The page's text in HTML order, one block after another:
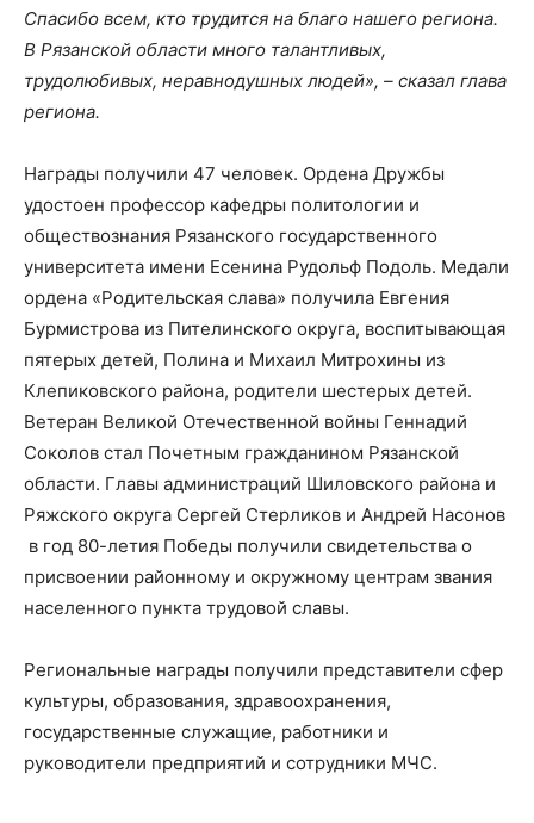
Спасибо всем, кто трудится на благо нашего региона.
В Рязанской области много талантливых,
трудолюбивых, неравнодушных людей», – сказал глава
региона.
Награды получили 47 человек. Ордена Дружбы
удостоен профессор кафедры политологии и
обществознания Рязанского государственного
университета имени Есенина Рудольф Подоль. Медали
ордена «Родительская слава» получила Евгения
Бурмистрова из Пителинского округа, воспитывающая
пятерых детей, Полина и Михаил Митрохины из
Клепиковского района, родители шестерых детей.
Ветеран Великой Отечественной войны Геннадий
Соколов стал Почетным гражданином Рязанской
области. Главы администраций Шиловского района и
Ряжского округа Сергей Стерликов и Андрей Насонов
в год 80-летия Победы получили свидетельства о
присвоении районному и окружному центрам звания
населенного пункта трудовой славы.
Региональные награды получили представители сфер
культуры, образования, здравоохранения,
государственные служащие, работники и
руководители предприятий и сотрудники МЧС.